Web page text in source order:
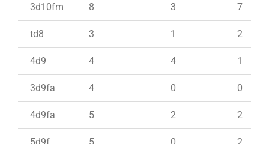
3d10fm 8 3 7
td8 3 1 2
4d9 4 4 1
3d9fa 4 0 0
4d9fa 5 2 2